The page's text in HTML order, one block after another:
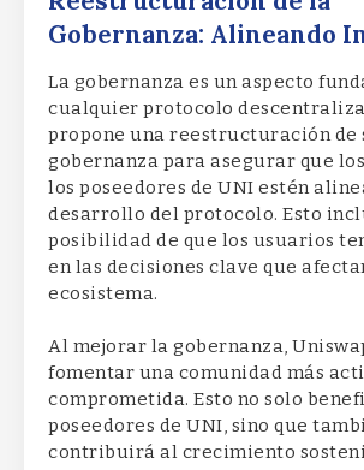
Gobernanza: Alineando
La gobernanza es un aspecto
cualquier protocolo
propone una reestructuración de
gobernanza para asegurar que
los poseedores de UNI estén
desarrollo del protocolo. Esto
posibilidad de que los usuarios
en las decisiones clave que
ecosistema.
Al mejorar la gobernanza,
fomentar una comunidad más
comprometida. Esto no solo
poseedores de UNI, sino que
contribuirá al crecimiento